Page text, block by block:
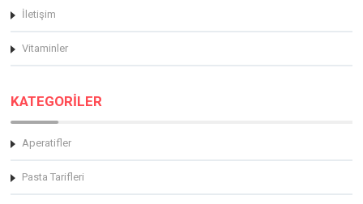
İletişim
Vitaminler
KATEGORİLER
Aperatifler
Pasta Tarifleri